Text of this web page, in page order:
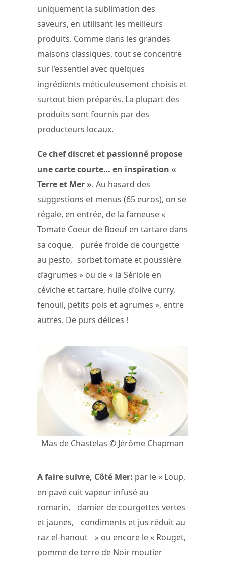
uniquement la sublimation des
saveurs, en utilisant les meilleurs
produits. Comme dans les grandes
maisons classiques, tout se concentre
sur l’essentiel avec quelques
ingrédients méticuleusement choisis et
surtout bien préparés. La plupart des
produits sont fournis par des
producteurs locaux.
Ce chef discret et passionné propose
une carte courte… en inspiration «
Terre et Mer ». Au hasard des
suggestions et menus (65 euros), on se
régale, en entrée, de la fameuse «
Tomate Coeur de Boeuf en tartare dans
sa coque, purée froide de courgette
au pesto, sorbet tomate et poussière
d’agrumes » ou de « la Sériole en
céviche et tartare, huile d’olive curry,
fenouil, petits pois et agrumes », entre
autres. De purs délices !
Mas de Chastelas © Jérôme Chapman
A faire suivre, Côté Mer: par le « Loup,
en pavé cuit vapeur infusé au
romarin, damier de courgettes vertes
et jaunes, condiments et jus réduit au
raz el-hanout » ou encore le « Rouget,
pomme de terre de Noir moutier